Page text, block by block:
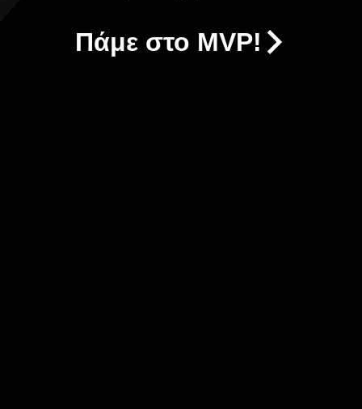
Πάμε στο MVP!